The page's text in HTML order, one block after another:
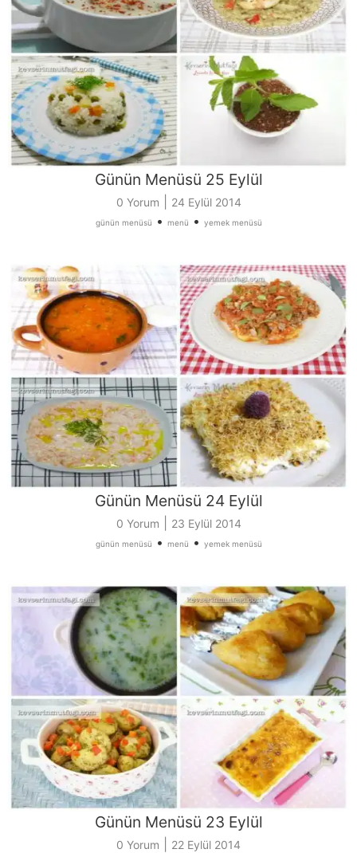
Günün Menüsü 25 Eylül
0 Yorum 24 Eylül 2014
günün menüsü • menü • yemek menüsü
Günün Menüsü 24 Eylül
0 Yorum 23 Eylül 2014
günün menüsü • menü • yemek menüsü
Günün Menüsü 23 Eylül
0 Yorum 22 Eylül 2014